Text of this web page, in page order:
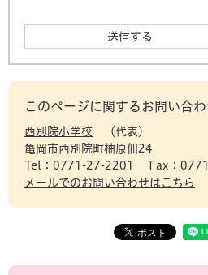
このページに関するお問い合
西別院小学校
代表
亀岡市西別院町柚原佃24
Tel：0771-27-2201
Fax：
メールでのお問い合わせはこちら